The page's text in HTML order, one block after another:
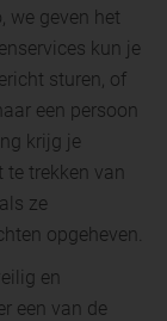
we geven het
kun je
sturen, of
een persoon
krijg je
trekken van
ze
opgeheven.
en
een van de